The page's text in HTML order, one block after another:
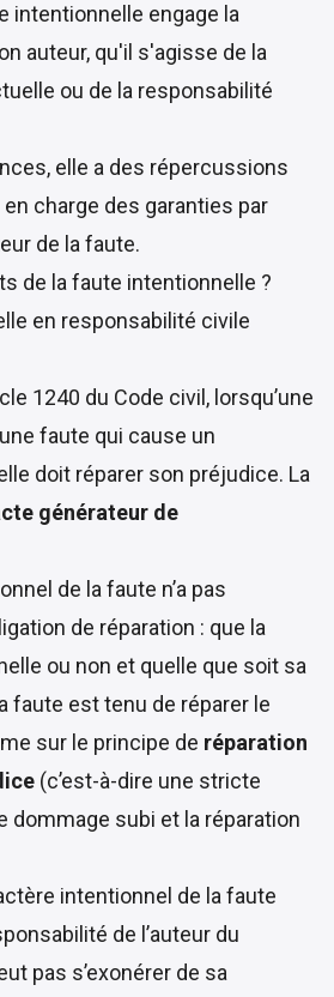
intentionnelle engage la
auteur, qu'il s'agisse de la
ou de la responsabilité
elle a des répercussions
charge des garanties par
de la faute.
de la faute intentionnelle ?
en responsabilité civile
1240 du Code civil , lorsqu’une
faute qui cause un
doit réparer son préjudice. La
générateur de
de la faute n’a pas
de réparation : que la
ou non et quelle que soit sa
faute est tenu de réparer le
sur le principe de réparation
(c’est-à-dire une stricte
dommage subi et la réparation
intentionnel de la faute
de l’auteur du
pas s’exonérer de sa